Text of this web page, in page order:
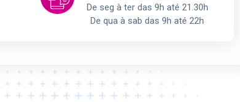
De seg à ter das 9h até 21.30h
De qua à sab das 9h até 22h